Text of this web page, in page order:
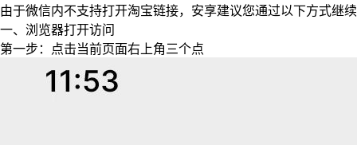
由于微信内不支持打开淘宝链接，安享建议您通过以下方式继
一、浏览器打开访问
第一步：点击当前页面右上角三个点